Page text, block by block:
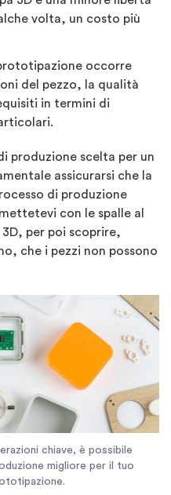
volta, un costo più
occorre
del pezzo, la qualità
in termini di
produzione scelta per un
assicurarsi che la
di produzione
con le spalle al
per poi scoprire,
che i pezzi non possono
chiave, è possibile
migliore per il tuo